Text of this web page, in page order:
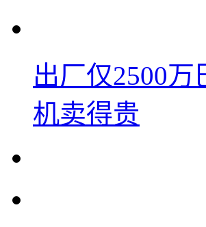
出厂仅2500
机卖得贵